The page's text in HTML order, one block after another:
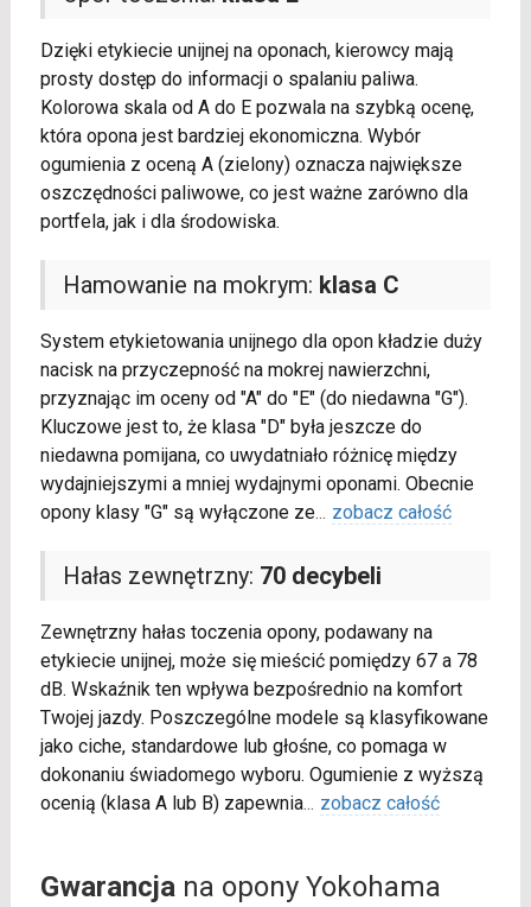
Dzięki etykiecie unijnej na oponach, kierowcy mają
prosty dostęp do informacji o spalaniu paliwa.
Kolorowa skala od A do E pozwala na szybką ocenę,
która opona jest bardziej ekonomiczna. Wybór
ogumienia z oceną A (zielony) oznacza największe
oszczędności paliwowe, co jest ważne zarówno dla
portfela, jak i dla środowiska.
Hamowanie na mokrym: klasa C
System etykietowania unijnego dla opon kładzie duży
nacisk na przyczepność na mokrej nawierzchni,
przyznając im oceny od "A" do "E" (do niedawna "G").
Kluczowe jest to, że klasa "D" była jeszcze do
niedawna pomijana, co uwydatniało różnicę między
wydajniejszymi a mniej wydajnymi oponami. Obecnie
opony klasy "G" są wyłączone ze... zobacz całość
Hałas zewnętrzny: 70 decybeli
Zewnętrzny hałas toczenia opony, podawany na
etykiecie unijnej, może się mieścić pomiędzy 67 a 78
dB. Wskaźnik ten wpływa bezpośrednio na komfort
Twojej jazdy. Poszczególne modele są klasyfikowane
jako ciche, standardowe lub głośne, co pomaga w
dokonaniu świadomego wyboru. Ogumienie z wyższą
ocenią (klasa A lub B) zapewnia... zobacz całość
Gwarancjana opony Yokohama